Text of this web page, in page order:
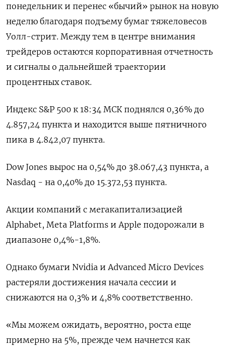
понедельник и перенес «бычий» рынок на новую
неделю благодаря подъему бумаг тяжеловесов
Уолл-стрит. Между тем в центре внимания
трейдеров остаются корпоративная отчетность
и сигналы о дальнейшей траектории
процентных ставок.
Индекс S&P 500 к 18:34 МСК поднялся 0,36% до
4.857,24​ пункта и находится выше пятничного
пика в 4.842,07 пункта.
Dow Jones вырос на 0,54% до 38.067,43 пункта, а
Nasdaq - на 0,40% до 15.372,53 пункта.
Акции компаний с мегакапитализацией
Alphabet, Meta Platforms и Apple подорожали в
диапазоне 0,4%-1,8%.
Однако бумаги Nvidia и Advanced Micro Devices
растеряли достижения начала сессии и
снижаются на 0,3% и 4,8% соответственно.
«Мы можем ожидать, вероятно, роста еще
примерно на 5%, прежде чем начнется как